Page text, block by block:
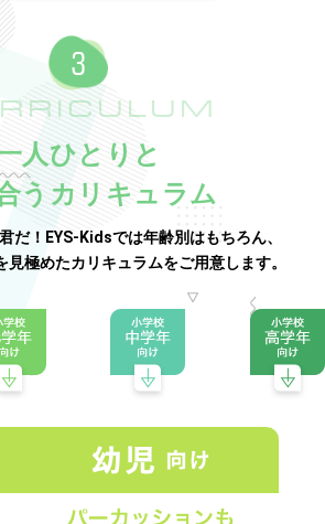
人ひとりと
うカリキュラム
だ！EYS-Kidsでは年齢別はもちろん、
見極めたカリキュラムをご用意します。